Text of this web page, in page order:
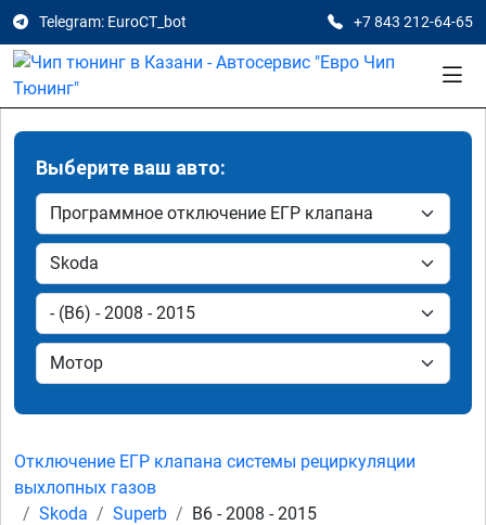
Telegram: EuroCT_bot +7 843 212-64-65
Выберите ваш авто:
Отключение ЕГР клапана системы рециркуляции
выхлопных газов
Skoda
Superb B6 - 2008 - 2015